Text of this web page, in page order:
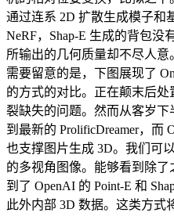
通过连系 2D 扩散生成模子和
NeRF，Shap-E 生成的背包没
所输出的几何质量却不尽人意
需要留意的是，下图展现了
的方式的对比。正在颠末后
裂缺失的问题。然而从客岁下
到最新的 ProlificDreamer，而
也支撑图片生成 3D。我们可
的多视角图像。能够看到除
到了 OpenAI 的 Point-E 和
此外内部 3D 数据。这类方式